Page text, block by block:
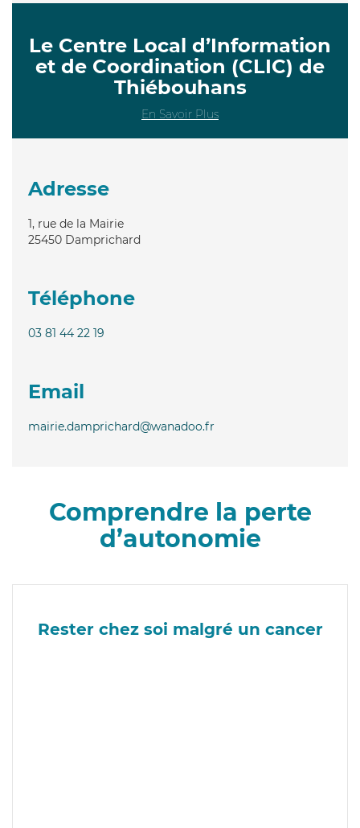
Le Centre Local d’Information
et de Coordination (CLIC) de
Thiébouhans
En Savoir Plus
Adresse
1, rue de la Mairie
25450 Damprichard
Téléphone
03 81 44 22 19
Email
mairie.damprichard@wanadoo.fr
Comprendre la perte
d’autonomie
Rester chez soi malgré un cancer